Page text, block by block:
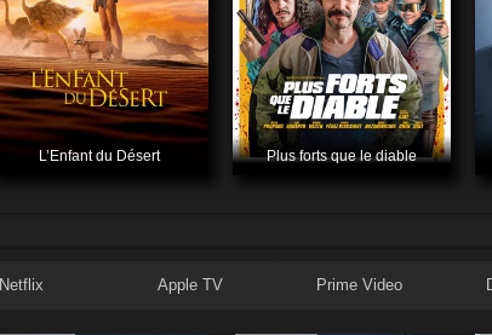
L’Enfant du Désert Plus forts que le diable
Netflix Apple TV Prime Video